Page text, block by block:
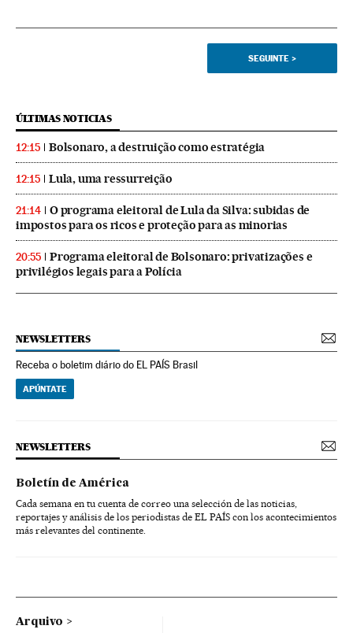
SEGUINTE >
ÚLTIMAS NOTICIAS
12:15 Bolsonaro, a destruição como estratégia
12:15 Lula, uma ressurreição
21:14
O programa eleitoral de Lula da Silva: subidas de
impostos para os ricos e proteção para as minorias
20:55
Programa eleitoral de Bolsonaro: privatizações e
privilégios legais para a Polícia
NEWSLETTERS
Receba o boletim diário do EL PAÍS Brasil
APÚNTATE
NEWSLETTERS
Boletín de América
Cada semana en tu cuenta de correo una selección de las noticias,
reportajes y análisis de los periodistas de EL PAÍS con los acontecimientos
más relevantes del continente.
Arquivo